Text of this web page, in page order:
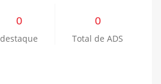
0
destaque
0
Total de ADS